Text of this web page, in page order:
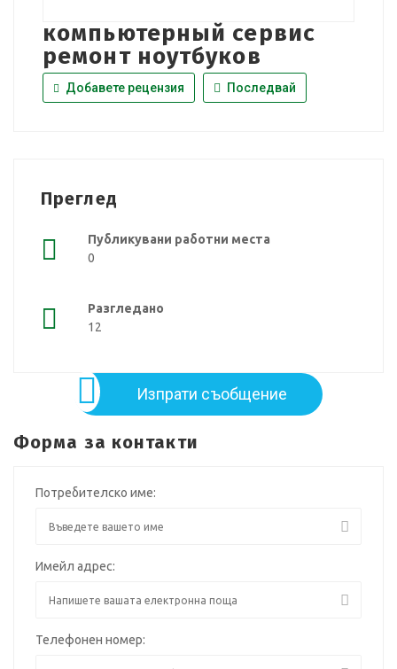
компьютерный сервис
ремонт ноутбуков
Добавете рецензия Последвай
Преглед
Публикувани работни места
0
Разгледано
12
Изпрати съобщение
Форма за контакти
Потребителско име:
Имейл адрес:
Телефонен номер: